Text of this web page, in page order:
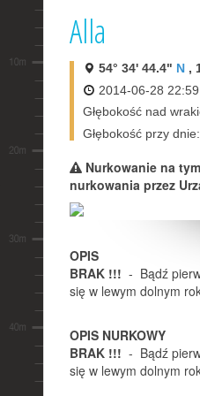
Alla
54° 34' 44.4" N ,
2014-06-28 22:59
Głębokość nad
Głębokość przy
Nurkowanie na
nurkowania przez
OPIS
BRAK !!! - Bądź
się w lewym dolnym
OPIS NURKOWY
BRAK !!! - Bądź
się w lewym dolnym